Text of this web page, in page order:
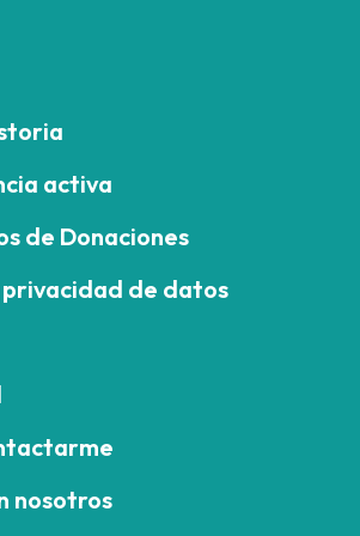
activa
de Donaciones
de datos
nosotros